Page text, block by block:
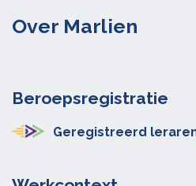
Over Marlien
Beroepsregistratie
Geregistreerd